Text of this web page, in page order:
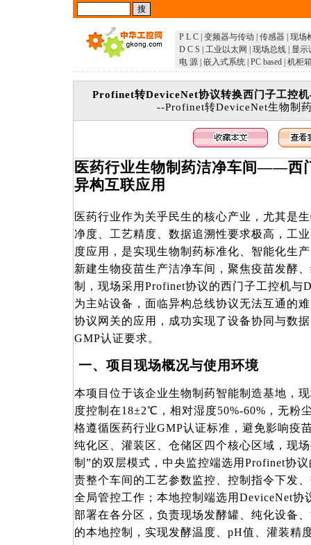
P L C 变频器与传动 传感器 现场
D C S
工业以太网 现场总线
显示
电 源 嵌入式系统 PC based 机柜
Profinet转DeviceNet协议转换西门子工控
--Profinet转DeviceNet生物制
医药行业生物制药洁净车间——西
异构互联应用
医药行业作为关乎民生的核心产业，尤其是
净度、工艺精度、数据追溯性要求极高，工
度应用，是实现生物制药标准化、智能化生
新建生物疫苗生产洁净车间，聚焦疫苗发酵
制，现场采用 Profinet协议的西门子工控机与
为主站设备，面临异构总线协议无法互通的
协议网关的应用，成功实现了设备协同与数
GMP认证要求。
一、项目现场概况与使用环境
本项目位于该企业生物制药智能制造基地，
度控制在18±2℃，相对湿度50%-60%，无粉
格遵循医药行业GMP认证标准，避免影响疫
纯化区、灌装区、仓储区四个核心区域，现
制”的双层模式，中央监控端选用Profinet协
责整个车间的工艺参数监控、控制指令下发
全局管控工作；本地控制端选用DeviceNet协
部署在各分区，负责现场发酵罐、纯化设备
的本地控制，实现发酵温度、pH值、灌装精